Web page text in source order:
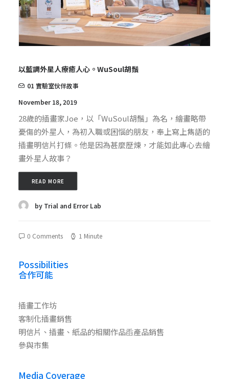
以藍調外星人療癒人心。WuSoul胡鬚
01 實驗室伙伴故事
November 18, 2019
28歲的插畫家Joe，以「WuSoul胡鬚」為名，繪畫略帶
憂傷的外星人，為初入職或困惱的朋友，奉上寫上雋語的
插畫明信片打條。他是因為甚麼歷煉，才能如此專心去繪
畫外星人故事？
READ MORE
by Trial and Error Lab
0 Comments 1 Minute
Possibilities
合作可能
插畫工作坊
客制化插畫銷售
明信片、插畫、紙品的相關作品臿產品銷售
參與市集
Media Coverage